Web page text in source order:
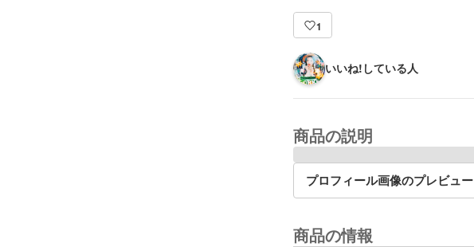
1
いいね!している人
商品の説明
プロフィール画像のプレビュー
商品の情報